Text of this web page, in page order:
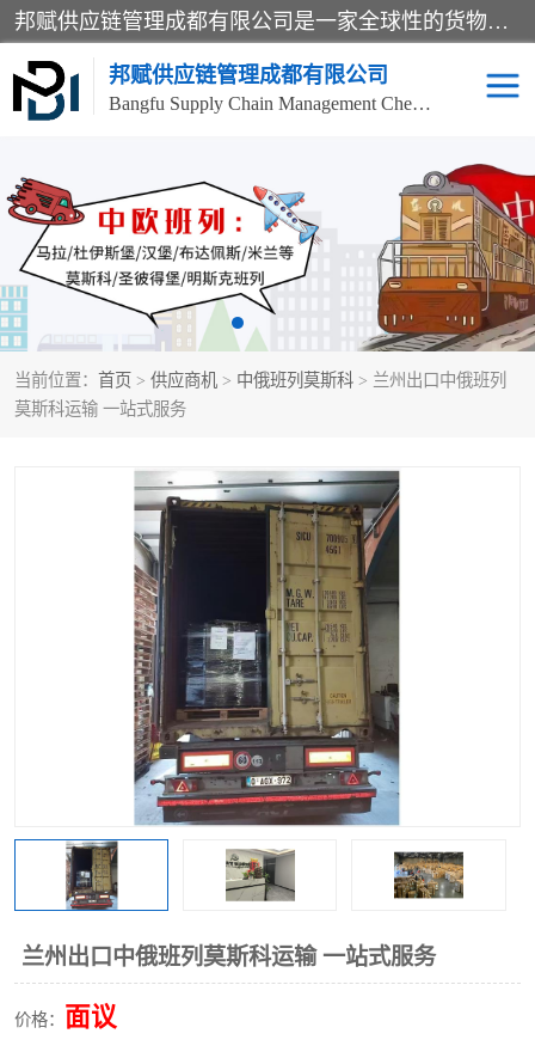
邦赋供应链管理成都有限公司是一家全球性的货物运输代理公司，主要从事：波兰中欧班列、德国中欧班列、出口莫斯科班列、中欧班列进口、蓉欧铁路、成都出口空运等业务，同时亦提供报关、报检、仓储、码头操作等服务。
邦赋供应链管理成都有限公司
Bangfu Supply Chain Management Chengdu Co.,LTD
当前位置： 首页 > 供应商机 > 中俄班列莫斯科 > 兰州出口中俄班列
莫斯科运输 一站式服务
兰州出口中俄班列莫斯科运输 一站式服务
价格： 面议
进出口门到门 成都中欧班列
国际汽运 国际空运
食品进口物流清关 南美海运
化妆品进口清关物流 国际海运
中俄铁路班列 中欧班列进口红酒啤酒
蓉欧班列进口机械设备 马来西亚物流
铁路出口拼箱/整柜
中俄班列莫斯科